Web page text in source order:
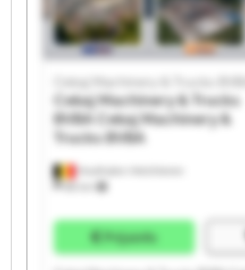
Houthalen-Helchteren
88 km
Cekaj Machinery & Trucks BVBA
Cekaj Machinery & Trucks
BVBA
Cekaj Machinery &
Trucks BVBA
Prijsinfo